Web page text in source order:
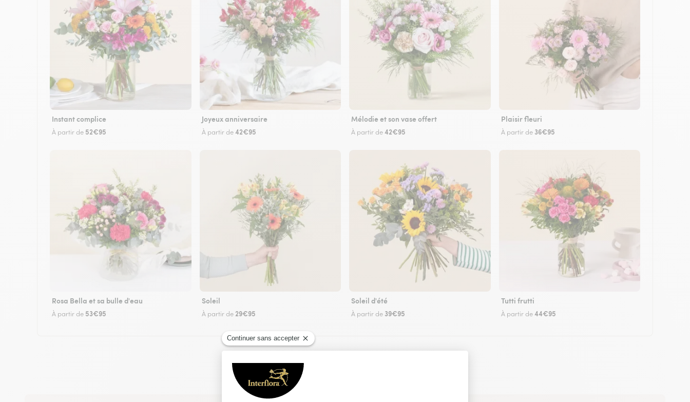
Instant complice
À partir de 52€95
Joyeux anniversaire
À partir de42€95
Mélodie et son vase offert
À partir de42€95
Plaisir fleuri
À partir de 36€95
Rosa Bella et sa bulle d'eau
À partir de 53€95
Soleil
À partir de 29€95
Soleil d'été
À partir de 39€95
Tutti frutti
À partir de44€95